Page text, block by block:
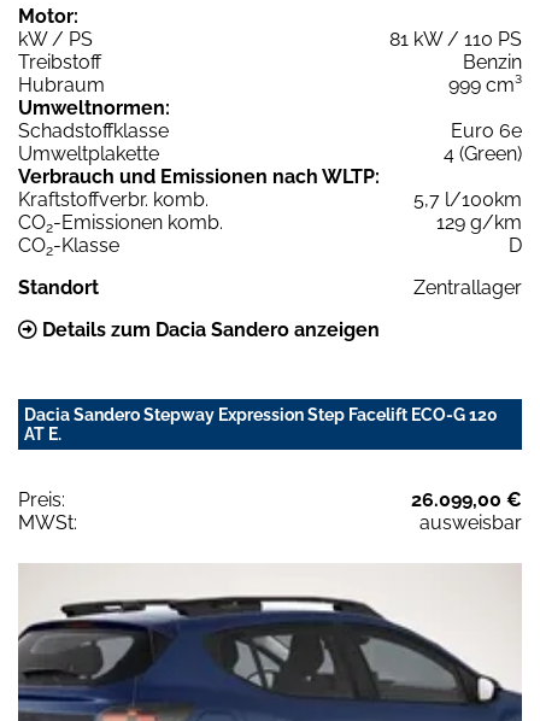
Motor:
kW / PS
81 kW / 110 PS
Treibstoff
Benzin
Hubraum
999 cm³
Umweltnormen:
Schadstoffklasse
Euro 6e
Umweltplakette
4 (Green)
Verbrauch und Emissionen nach WLTP:
Kraftstoffverbr. komb.
5,7 l/100km
CO2-Emissionen komb.
129 g/km
CO2-Klasse
D
Standort
Zentrallager
Details zum Dacia Sandero anzeigen
Dacia Sandero Stepway Expression Step Facelift ECO-G 120
AT E.
Preis:
26.099,00 €
MWSt:
ausweisbar